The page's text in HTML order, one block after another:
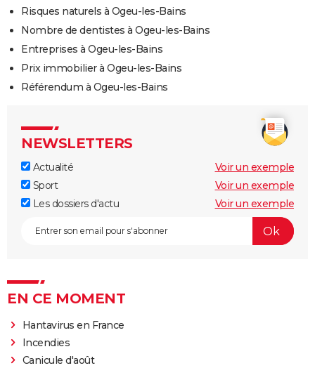
Risques naturels à Ogeu-les-Bains
Nombre de dentistes à Ogeu-les-Bains
Entreprises à Ogeu-les-Bains
Prix immobilier à Ogeu-les-Bains
Référendum à Ogeu-les-Bains
NEWSLETTERS
Actualité
Voir un exemple
Sport
Voir un exemple
Les dossiers d'actu
Voir un exemple
EN CE MOMENT
Hantavirus en France
Incendies
Canicule d'août